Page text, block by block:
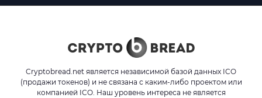
Cryptobread.net является независимой базой данных ICO
(продажи токенов) и не связана с каким-либо проектом или
компанией ICO. Наш уровень интереса не является